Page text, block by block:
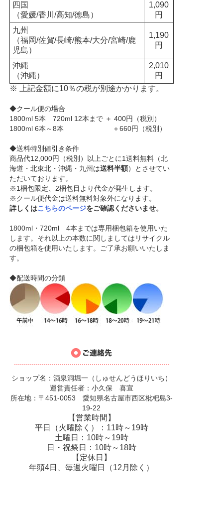
四国
（愛媛/香川/高知/徳島）
1,090
円
九州
（福岡/佐賀/長崎/熊本/大分/宮崎/鹿
児島）
1,190
円
沖縄
（沖縄）
2,010
円
※ 上記金額に10％の税が別途かかります。
◆クール便の場合
1800ml 5本 720ml 12本まで ＋ 400円（税別）
1800ml 6本～8本 ＋660円（税別）
◆送料特別値引き条件
商品代12,000円（税別）以上ごとに1送料無料（北
海道・北東北・沖縄・九州は送料半額）とさせてい
ただいております。
※1梱包限定、2梱包目より代金が発生します。
※クール便代金は送料無料対象外になります。
詳しくはこちらのページをご確認くださいませ。
1800ml・720ml 4本までは専用梱包箱を使用いた
します。それ以上の本数に関しましてはリサイクル
の梱包箱を使用いたします。ご了承お願いいたしま
す。
◆配送時間の分類
ショップ名：酒泉洞堀一（しゅせんどうほりいち）
運営責任者：小久保 喜宣
所在地：〒451-0053 愛知県名古屋市西区枇杷島3-
19-22
【営業時間】
平日（火曜除く）：11時～19時
土曜日：10時～19時
日・祝祭日：10時～18時
【定休日】
年頭4日、毎週火曜日（12月除く）